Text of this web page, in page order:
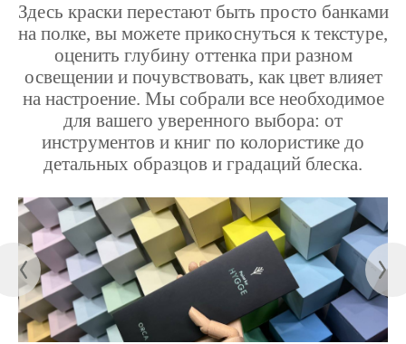
Здесь краски перестают быть просто банками
на полке, вы можете прикоснуться к текстуре,
оценить глубину оттенка при разном
освещении и почувствовать, как цвет влияет
на настроение. Мы собрали все необходимое
для вашего уверенного выбора: от
инструментов и книг по колористике до
детальных образцов и градаций блеска.